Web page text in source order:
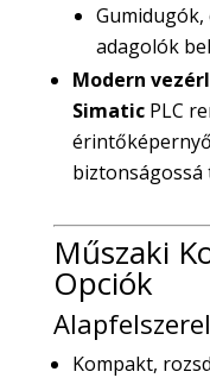
Gumidugók,
adagolók
Modern
SimaticPLC
biztonságossá
Műszaki
Opciók
Kompakt,